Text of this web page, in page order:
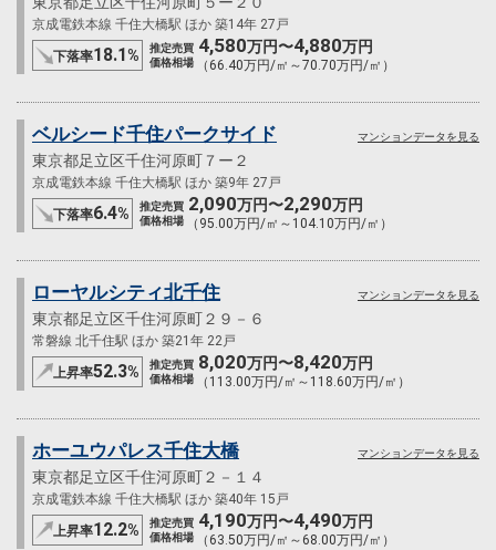
京成電鉄本線 千住大橋駅 ほか 築14年 27戸
下落率18.1%
推定売買
価格相場
4,580万円〜4,880万円
（66.40万円/㎡～70.70万円/㎡）
ベルシード千住パークサイド
東京都足立区千住河原町７ー２
京成電鉄本線 千住大橋駅 ほか 築9年 27戸
下落率6.4%
推定売買
価格相場
2,090万円〜2,290万円
（95.00万円/㎡～104.10万円/㎡）
マンションデータを見る
ローヤルシティ北千住
東京都足立区千住河原町２９－６
常磐線 北千住駅 ほか 築21年 22戸
上昇率52.3%
推定売買
価格相場
8,020万円〜8,420万円
（113.00万円/㎡～118.60万円/㎡）
マンションデータを見る
ホーユウパレス千住大橋
東京都足立区千住河原町２－１４
京成電鉄本線 千住大橋駅 ほか 築40年 15戸
上昇率12.2%
推定売買
価格相場
4,190万円〜4,490万円
（63.50万円/㎡～68.00万円/㎡）
マンションデータを見る